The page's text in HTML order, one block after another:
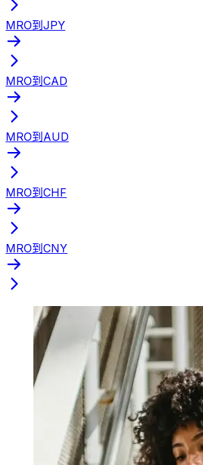
MRO到JPY
MRO到CAD
MRO到AUD
MRO到CHF
MRO到CNY